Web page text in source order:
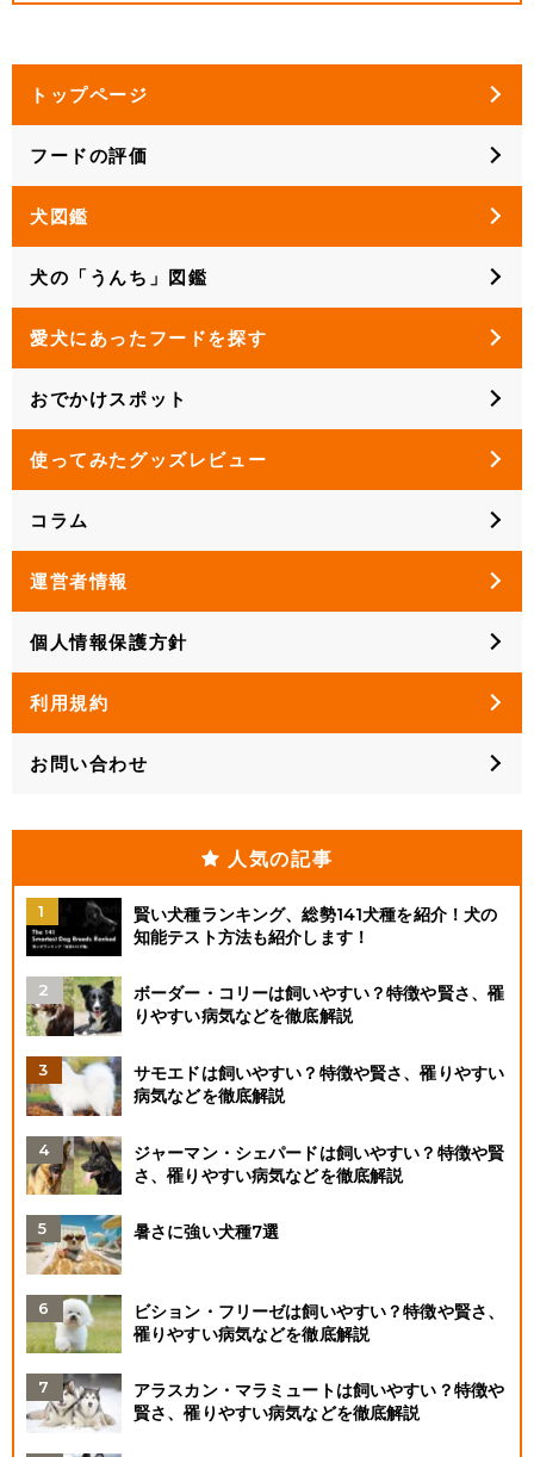
トップページ
フードの評価
犬図鑑
犬の「うんち」図鑑
愛犬にあったフードを探す
おでかけスポット
使ってみたグッズレビュー
コラム
運営者情報
個人情報保護方針
利用規約
お問い合わせ
人気の記事
賢い犬種ランキング、総勢141犬種を紹介！犬の
知能テスト方法も紹介します！
ボーダー・コリーは飼いやすい？特徴や賢さ、罹
りやすい病気などを徹底解説
サモエドは飼いやすい？特徴や賢さ、罹りやすい
病気などを徹底解説
ジャーマン・シェパードは飼いやすい？特徴や賢
さ、罹りやすい病気などを徹底解説
暑さに強い犬種7選
ビション・フリーゼは飼いやすい？特徴や賢さ、
罹りやすい病気などを徹底解説
アラスカン・マラミュートは飼いやすい？特徴や
賢さ、罹りやすい病気などを徹底解説